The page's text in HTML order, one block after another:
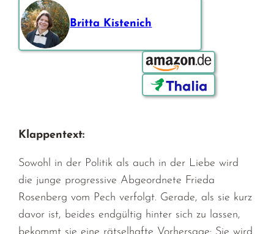
Britta Kistenich
Bestellen über:
Klappentext:
Sowohl in der Politik als auch in der Liebe wird
die junge progressive Abgeordnete Frieda
Rosenberg vom Pech verfolgt. Gerade, als sie kurz
davor ist, beides endgültig hinter sich zu lassen,
bekommt sie eine rätselhafte Vorhersage: Sie wird